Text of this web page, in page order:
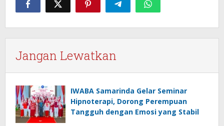
Jangan Lewatkan
IWABA Samarinda Gelar Seminar
Hipnoterapi, Dorong Perempuan
Tangguh dengan Emosi yang Stabil